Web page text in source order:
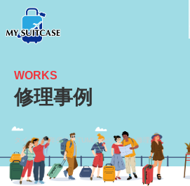
タイヤの経年劣化｜TUMIスーツケース修理実績
WORKS
修理事例